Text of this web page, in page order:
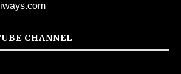
CHANNEL